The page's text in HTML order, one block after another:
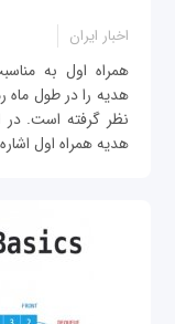
اخبار ایران
همراه اول به
هدیه را در طول ماه
نظر گرفته است. در
هدیه همراه اول